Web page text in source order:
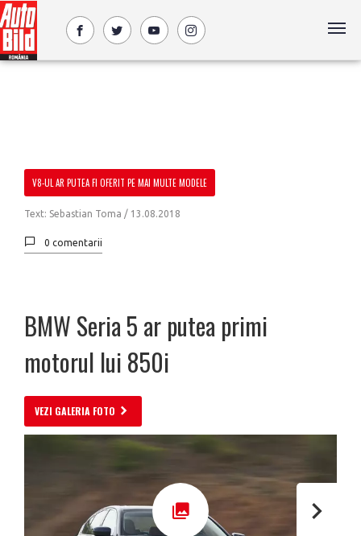
V8-UL AR PUTEA FI OFERIT PE MAI MULTE MODELE
Text: Sebastian Toma / 13.08.2018
0 comentarii
BMW Seria 5 ar putea primi
motorul lui 850i
VEZI GALERIA FOTO